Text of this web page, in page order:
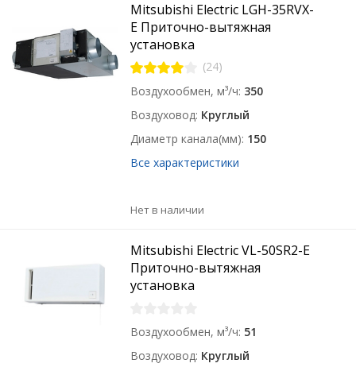
Mitsubishi Electric LGH-35RVX-
E Приточно-вытяжная
установка
(24)
Воздухообмен, м³/ч 350
Воздуховод Круглый
Диаметр канала(мм) 150
Все характеристики
Нет в наличии
Mitsubishi Electric VL-50SR2-E
Приточно-вытяжная
установка
Воздухообмен, м³/ч 51
Воздуховод Круглый